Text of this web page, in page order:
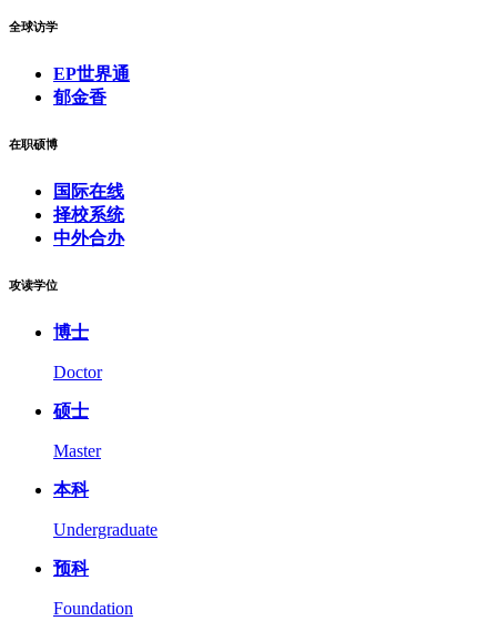
全球访学
EP世界通
郁金香
在职硕博
国际在线
择校系统
中外合办
攻读学位
博士
Doctor
硕士
Master
本科
Undergraduate
预科
Foundation